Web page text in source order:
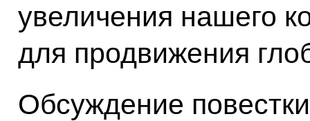
увеличения нашего
для продвижения
Обсуждение